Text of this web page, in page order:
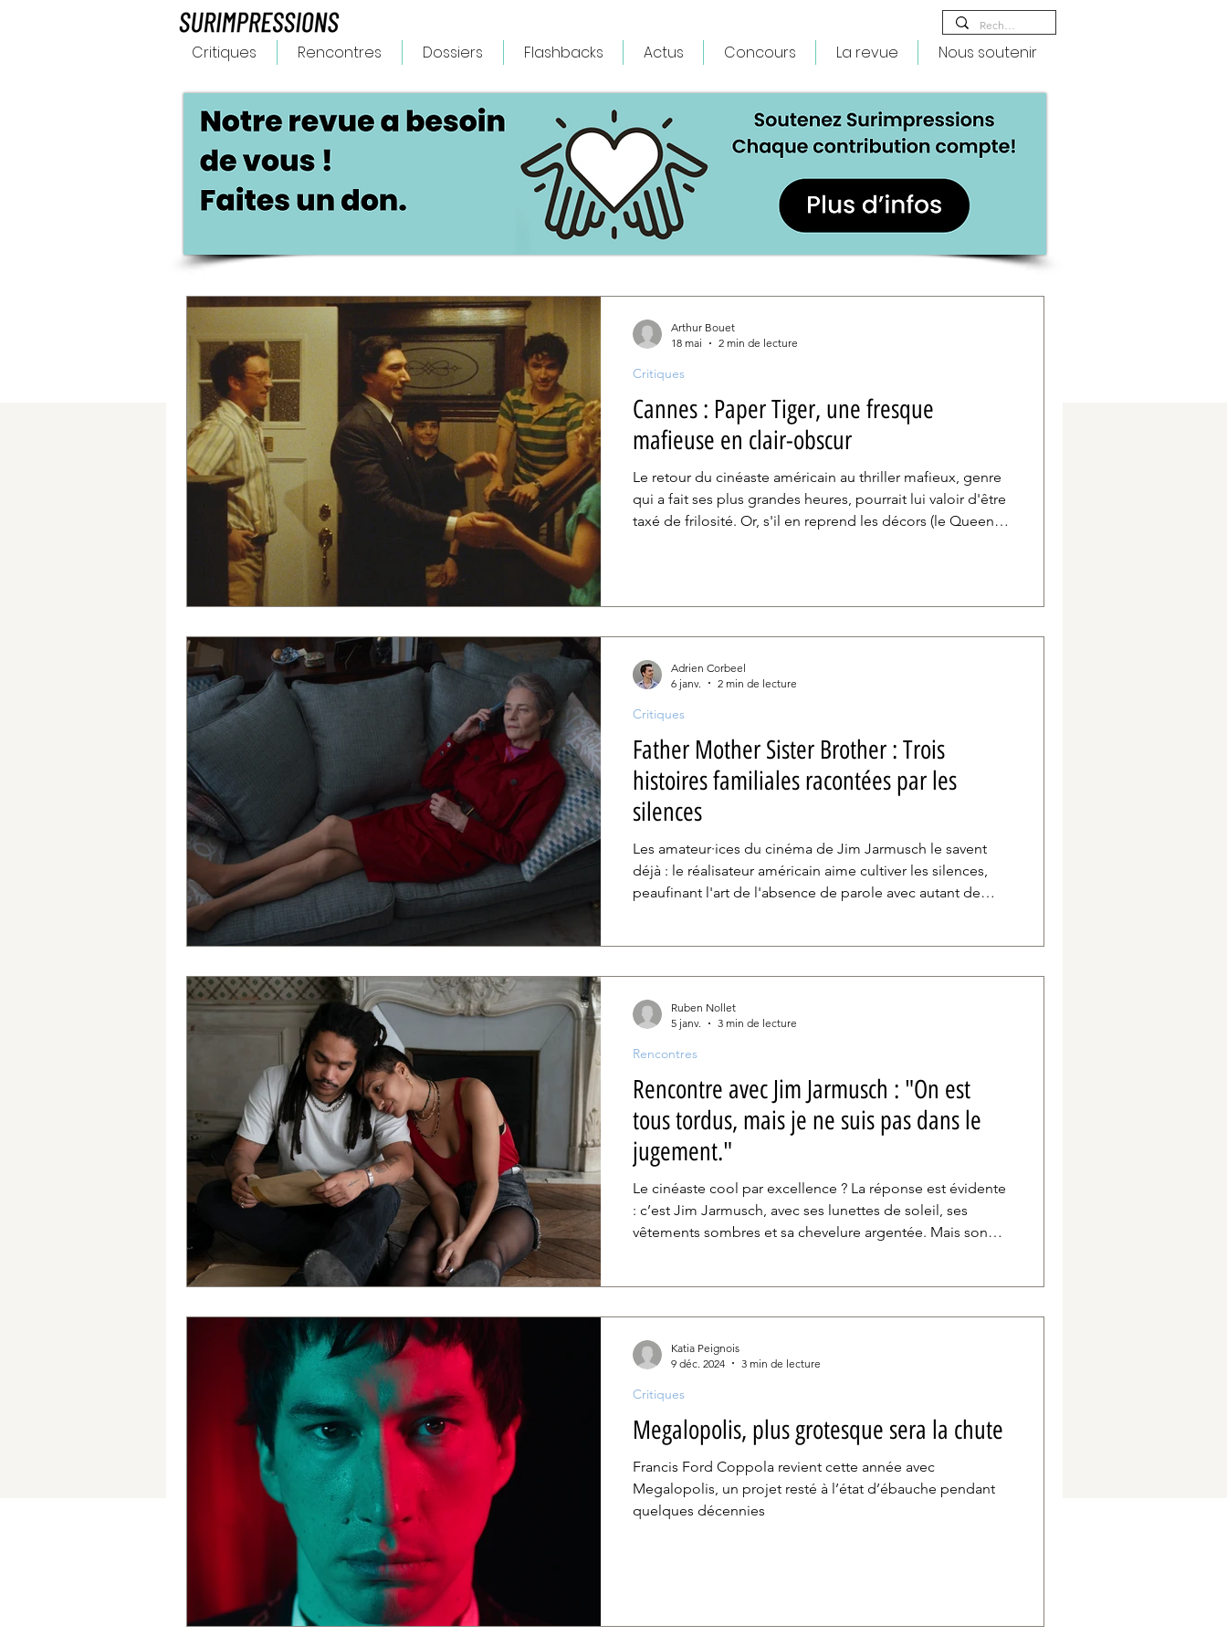
Critiques Rencontres Dossiers Flashbacks Actus Concours La revue Nous soutenir
Cannes : Paper Tiger, une fresque
mafieuse en clair-obscur
Le retour du cinéaste américain au thriller mafieux, genre
qui a fait ses plus grandes heures, pourrait lui valoir d'être
taxé de frilosité. Or, s'il en reprend les décors (le Queens,
permet ici de déployer des trésors de mise en scène : la
Critiques
Arthur Bouet
18 mai
2 min de lecture
Father Mother Sister Brother : Trois
histoires familiales racontées par les
silences
Les amateur·ices du cinéma de Jim Jarmusch le savent
déjà : le réalisateur américain aime cultiver les silences,
peaufinant l'art de l'absence de parole avec autant de
long que les mots.
Critiques
Adrien Corbeel
6 janv.
2 min de lecture
Rencontre avec Jim Jarmusch : "On est
tous tordus, mais je ne suis pas dans le
jugement."
Le cinéaste cool par excellence ? La réponse est évidente
: c’est Jim Jarmusch, avec ses lunettes de soleil, ses
vêtements sombres et sa chevelure argentée. Mais son
sens de l’humour contagieux.
Rencontres
Ruben Nollet
5 janv.
3 min de lecture
Megalopolis, plus grotesque sera la chute
Francis Ford Coppola revient cette année avec
Megalopolis, un projet resté à l’état d’ébauche pendant
quelques décennies
Critiques
Katia Peignois
9 déc. 2024
3 min de lecture